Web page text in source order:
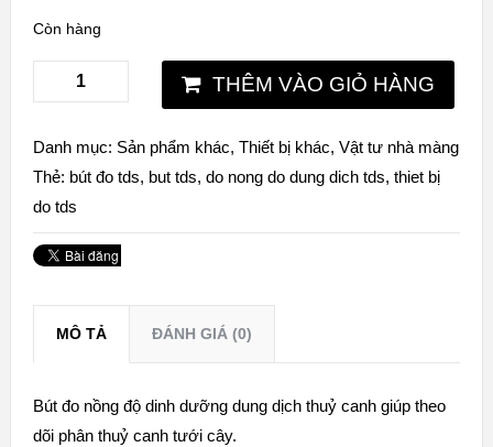
Còn hàng
THÊM VÀO GIỎ HÀNG
Danh mục: Sản phẩm khác, Thiết bị khác, Vật tư nhà màng
Thẻ: bút đo tds, but tds, do nong do dung dich tds, thiet bị
do tds
MÔ TẢ ĐÁNH GIÁ (0)
Bút đo nồng độ dinh dưỡng dung dịch thuỷ canh giúp theo
dõi phân thuỷ canh tưới cây.